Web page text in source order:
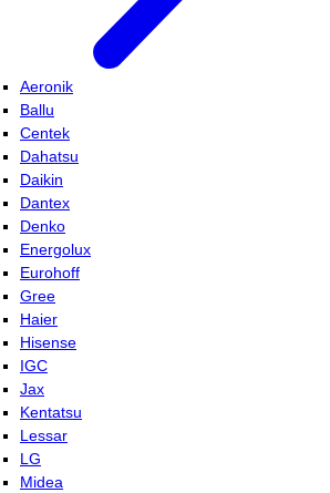
Aeronik
Ballu
Centek
Dahatsu
Daikin
Dantex
Denko
Energolux
Eurohoff
Gree
Haier
Hisense
IGC
Jax
Kentatsu
Lessar
LG
Midea